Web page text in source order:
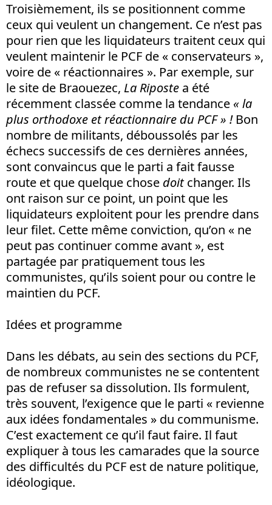
Troisièmement, ils se positionnent comme
ceux qui veulent un changement. Ce n’est pas
pour rien que les liquidateurs traitent ceux qui
veulent maintenir le PCF de « conservateurs »,
voire de « réactionnaires ». Par exemple, sur
le site de Braouezec, La Riposte a été
récemment classée comme la tendance « la
plus orthodoxe et réactionnaire du PCF » !Bon
nombre de militants, déboussolés par les
échecs successifs de ces dernières années,
sont convaincus que le parti a fait fausse
route et que quelque chose doitchanger. Ils
ont raison sur ce point, un point que les
liquidateurs exploitent pour les prendre dans
leur filet. Cette même conviction, qu’on « ne
peut pas continuer comme avant », est
partagée par pratiquement tous les
communistes, qu’ils soient pour ou contre le
maintien du PCF.
Idées et programme
Dans les débats, au sein des sections du PCF,
de nombreux communistes ne se contentent
pas de refuser sa dissolution. Ils formulent,
très souvent, l’exigence que le parti « revienne
aux idées fondamentales » du communisme.
C’est exactement ce qu’il faut faire. Il faut
expliquer à tous les camarades que la source
des difficultés du PCF est de nature politique,
idéologique.